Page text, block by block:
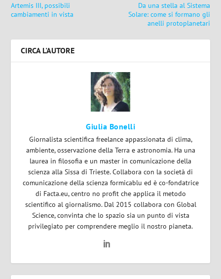
Artemis III, possibili
cambiamenti in vista
Da una stella al Sistema
Solare: come si formano gli
anelli protoplanetari
CIRCA L'AUTORE
Giulia Bonelli
Giornalista scientifica freelance appassionata di clima,
ambiente, osservazione della Terra e astronomia. Ha una
laurea in filosofia e un master in comunicazione della
scienza alla Sissa di Trieste. Collabora con la società di
comunicazione della scienza formicablu ed è co-fondatrice
di Facta.eu, centro no profit che applica il metodo
scientifico al giornalismo. Dal 2015 collabora con Global
Science, convinta che lo spazio sia un punto di vista
privilegiato per comprendere meglio il nostro pianeta.